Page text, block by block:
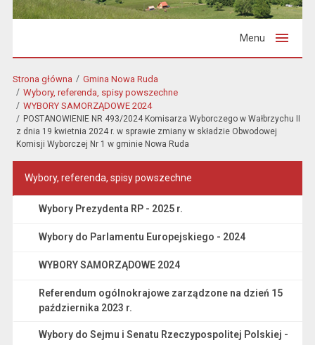
Menu
Strona główna
Gmina Nowa Ruda
Wybory, referenda, spisy powszechne
WYBORY SAMORZĄDOWE 2024
POSTANOWIENIE NR 493/2024 Komisarza Wyborczego w Wałbrzychu II
z dnia 19 kwietnia 2024 r. w sprawie zmiany w składzie Obwodowej
Komisji Wyborczej Nr 1 w gminie Nowa Ruda
Wybory, referenda, spisy powszechne
Wybory Prezydenta RP - 2025 r.
Wybory do Parlamentu Europejskiego - 2024
WYBORY SAMORZĄDOWE 2024
Referendum ogólnokrajowe zarządzone na dzień 15
października 2023 r.
Wybory do Sejmu i Senatu Rzeczypospolitej Polskiej -